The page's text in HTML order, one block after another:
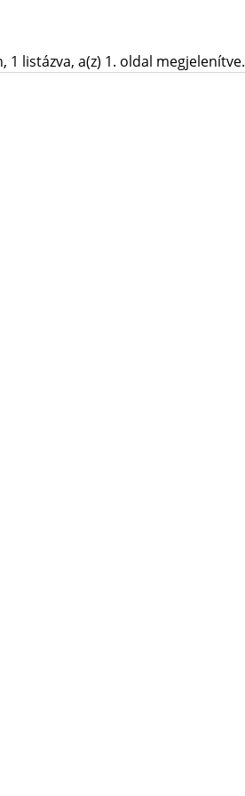
1 listázva, a(z) 1. oldal megjelenítve.